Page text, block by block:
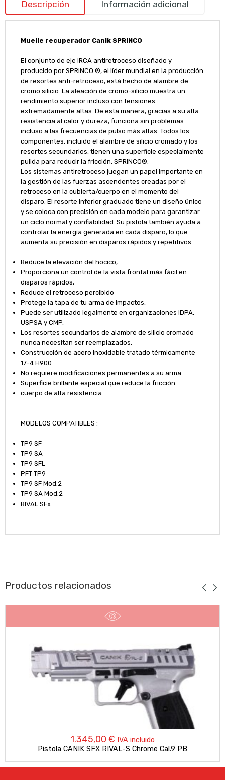
Descripción Información adicional
Muelle recuperador Canik SPRINCO
El conjunto de eje IRCA antiretroceso diseñado y
producido por SPRINCO ®, el líder mundial en la producción
de resortes anti-retroceso, está hecho de alambre de
cromo silicio. La aleación de cromo-silicio muestra un
rendimiento superior incluso con tensiones
extremadamente altas. De esta manera, gracias a su alta
resistencia al calor y dureza, funciona sin problemas
incluso a las frecuencias de pulso más altas. Todos los
componentes, incluido el alambre de silicio cromado y los
resortes secundarios, tienen una superficie especialmente
pulida para reducir la fricción. SPRINCO®.
Los sistemas antiretroceso juegan un papel importante en
la gestión de las fuerzas ascendentes creadas por el
retroceso en la cubierta/cuerpo en el momento del
disparo. El resorte inferior graduado tiene un diseño único
y se coloca con precisión en cada modelo para garantizar
un ciclo normal y confiabilidad. Su pistola también ayuda a
controlar la energía generada en cada disparo, lo que
aumenta su precisión en disparos rápidos y repetitivos.
Reduce la elevación del hocico,
Proporciona un control de la vista frontal más fácil en
disparos rápidos,
Reduce el retroceso percibido
Protege la tapa de tu arma de impactos,
Puede ser utilizado legalmente en organizaciones IDPA,
USPSA y CMP,
Los resortes secundarios de alambre de silicio cromado
nunca necesitan ser reemplazados,
Construcción de acero inoxidable tratado térmicamente
17-4 H900
No requiere modificaciones permanentes a su arma
Superficie brillante especial que reduce la fricción.
cuerpo de alta resistencia
MODELOS COMPATIBLES :
TP9 SF
TP9 SA
TP9 SFL
PFT TP9
TP9 SF Mod.2
TP9 SA Mod.2
RIVAL SFx
Productos relacionados
1.345,00 € IVA incluido
Pistola CANIK SFX RIVAL-S Chrome Cal.9 PB